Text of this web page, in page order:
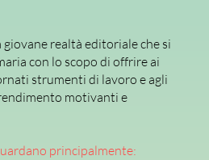
giovane realtà editoriale che si
con lo scopo di offrire ai
strumenti di lavoro e agli
motivanti e
principalmente: